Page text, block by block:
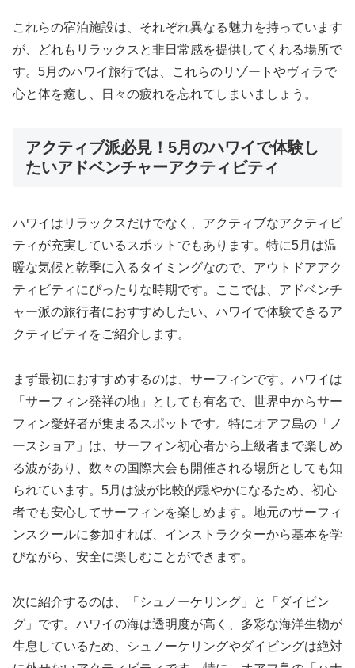
これらの宿泊施設は、それぞれ異なる魅力を持っています
が、どれもリラックスと非日常感を提供してくれる場所で
す。5月のハワイ旅行では、これらのリゾートやヴィラで
心と体を癒し、日々の疲れを忘れてしまいましょう。
アクティブ派必見！5月のハワイで体験し
たいアドベンチャーアクティビティ
ハワイはリラックスだけでなく、アクティブなアクティビ
ティが充実しているスポットでもあります。特に5月は温
暖な気候と乾季に入るタイミングなので、アウトドアアク
ティビティにぴったりな時期です。ここでは、アドベンチ
ャー派の旅行者におすすめしたい、ハワイで体験できるア
クティビティをご紹介します。
まず最初におすすめするのは、サーフィンです。ハワイは
「サーフィン発祥の地」としても有名で、世界中からサー
フィン愛好者が集まるスポットです。特にオアフ島の「ノ
ースショア」は、サーフィン初心者から上級者まで楽しめ
る波があり、数々の国際大会も開催される場所としても知
られています。5月は波が比較的穏やかになるため、初心
者でも安心してサーフィンを楽しめます。地元のサーフィ
ンスクールに参加すれば、インストラクターから基本を学
びながら、安全に楽しむことができます。
次に紹介するのは、「シュノーケリング」と「ダイビン
グ」です。ハワイの海は透明度が高く、多彩な海洋生物が
生息しているため、シュノーケリングやダイビングは絶対